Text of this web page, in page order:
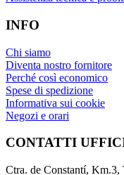
INFO
Chi siamo
Diventa nostro fornitore
Perché così economico
Spese di spedizione
Informativa sui cookie
Negozi e orari
CONTATTI
Ctra. de Constantí, Km.3,